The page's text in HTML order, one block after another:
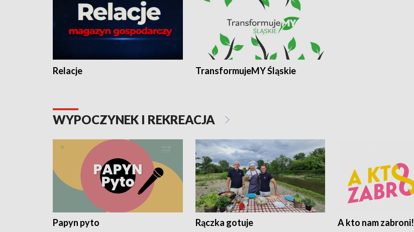
Relacje TransformujeMY Śląskie
WYPOCZYNEK I REKREACJA
Papyn pyto Rączka gotuje A kto nam zabroni!